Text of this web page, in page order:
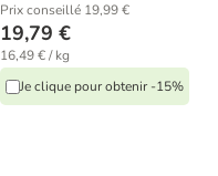
Prix conseillé 19,99 €
19,79 €
16,49 € / kg
Je clique pour obtenir -15%